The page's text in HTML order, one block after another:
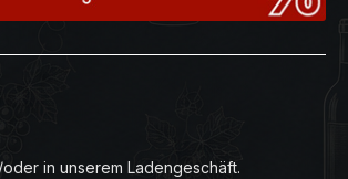
in unserem Ladengeschäft.